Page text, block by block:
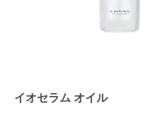
イオセラム オイル